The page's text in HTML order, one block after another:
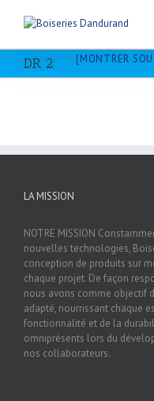
DR 2 [MONTRER
LA MISSION
NOTRE MISSION
nouvelles technologies,
conception de produits sur
chaque projet. De façon
nous avons comme objectif
adapté, nourrissant chaque
fonctionnalité et de la
omniprésents lors du
nos collaborateurs.